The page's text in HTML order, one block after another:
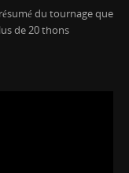
du tournage que
de 20 thons